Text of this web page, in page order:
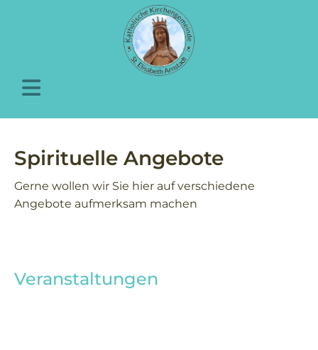
Spirituelle Angebote
Gerne wollen wir Sie hier auf verschiedene
Angebote aufmerksam machen
Veranstaltungen